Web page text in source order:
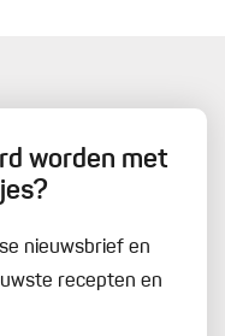
worden met
nieuwsbrief en
recepten en